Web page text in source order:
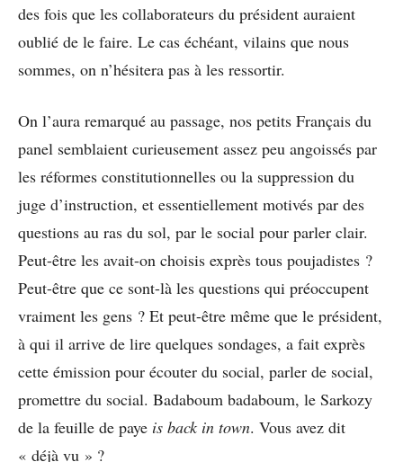
des fois que les collaborateurs du président auraient
oublié de le faire. Le cas échéant, vilains que nous
sommes, on n’hésitera pas à les ressortir.
On l’aura remarqué au passage, nos petits Français du
panel semblaient curieusement assez peu angoissés par
les réformes constitutionnelles ou la suppression du
juge d’instruction, et essentiellement motivés par des
questions au ras du sol, par le social pour parler clair.
Peut-être les avait-on choisis exprès tous poujadistes ?
Peut-être que ce sont-là les questions qui préoccupent
vraiment les gens ? Et peut-être même que le président,
à qui il arrive de lire quelques sondages, a fait exprès
cette émission pour écouter du social, parler de social,
promettre du social. Badaboum badaboum, le Sarkozy
de la feuille de paye is back in town. Vous avez dit
« déjà vu » ?